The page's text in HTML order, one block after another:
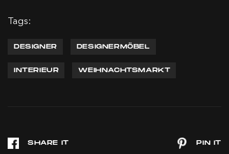
Tags:
DESIGNER DESIGNERMÖBEL
INTERIEUR WEIHNACHTSMARKT